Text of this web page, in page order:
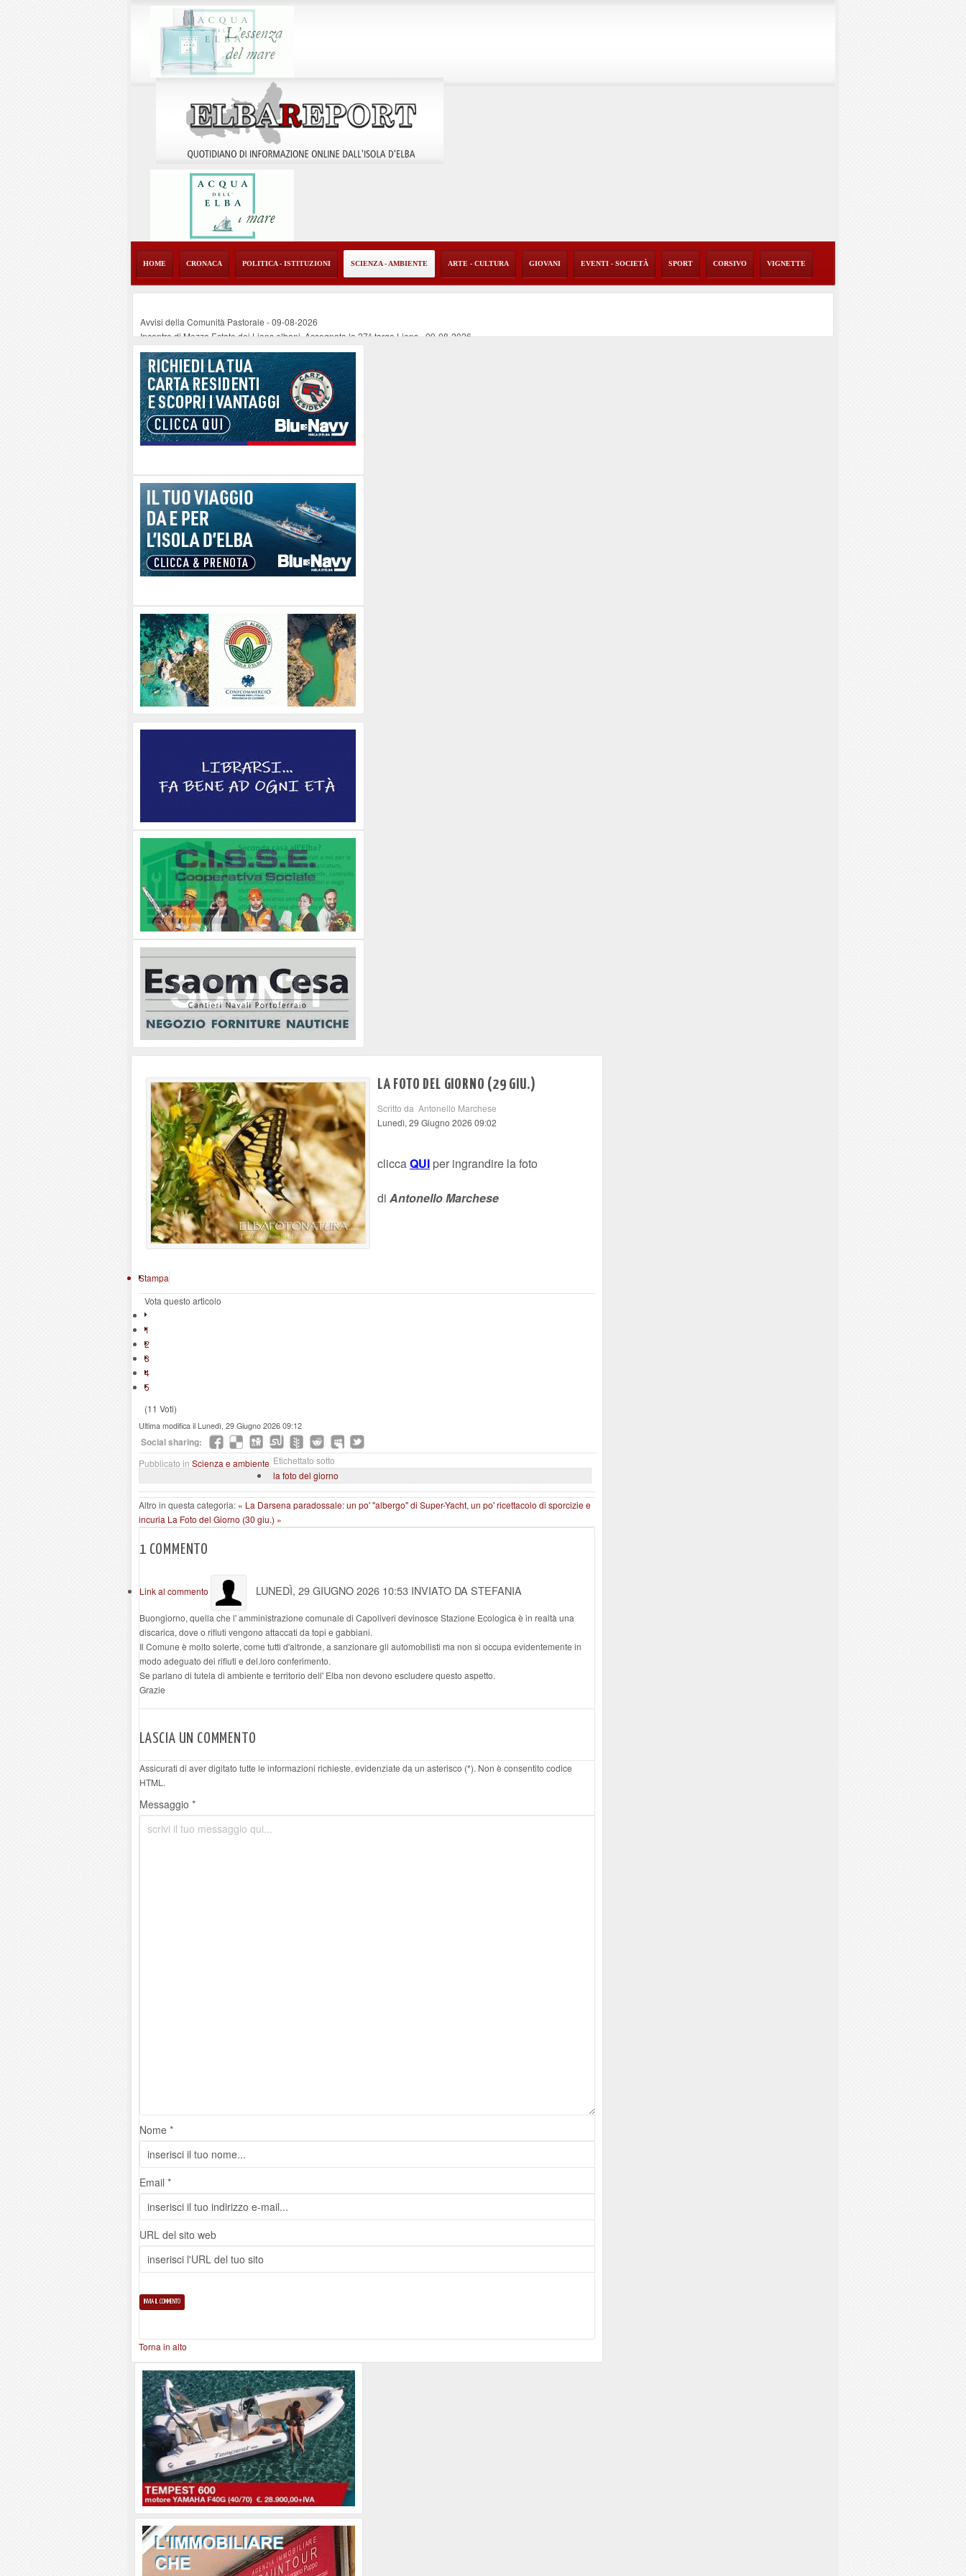
HOME CRONACA POLITICA - ISTITUZIONI SCIENZA - AMBIENTE ARTE - CULTURA GIOVANI EVENTI - SOCIETÀ SPORT CORSIVO VIGNETTE
Avvisi della Comunità Pastorale -09-08-2026
Incontro di Mezza Estate dei Lions elbani. Assegnata la 27^ targa Lions-09-08-2026
La festa di Rifondazione , a ragionare di Cosmopoli e molto altro
Le musiche di Ramazzotti stasera a Marciana-09-08-2026
Porto Azzurro: rubinetti a secco in parte del Centro Storico
LA FOTO DEL GIORNO (29 GIU.)
Scritto da Antonello Marchese
Lunedì, 29 Giugno 2026 09:02
cliccaQUI per ingrandire la foto
di Antonello Marchese
Stampa
Vota questo articolo
1
2
3
4
5
(11 Voti)
Ultima modifica il Lunedì, 29 Giugno 2026 09:12
Social sharing:
Pubblicato in Scienza e ambiente Etichettato sotto
la foto del giorno
Altro in questa categoria: « La Darsena paradossale: un po' "albergo" di Super-Yacht, un po' ricettacolo di sporcizie e
incuria La Foto del Giorno (30 giu.) »
1 COMMENTO
Link al commento LUNEDÌ, 29 GIUGNO 2026 10:53 INVIATO DA STEFANIA
Buongiorno, quella che l' amministrazione comunale di Capoliveri devinosce Stazione Ecologica è in realtà una
discarica, dove o rifiuti vengono attaccati da topi e gabbiani.
Il Comune è molto solerte, come tutti d'altronde, a sanzionare gli automobilisti ma non si occupa evidentemente in
modo adeguato dei rifiuti e del.loro conferimento.
Se parlano di tutela di ambiente e territorio dell' Elba non devono escludere questo aspetto.
Grazie
LASCIA UN COMMENTO
Assicurati di aver digitato tutte le informazioni richieste, evidenziate da un asterisco (*). Non è consentito codice
HTML.
Messaggio *
Nome *
Email *
URL del sito web
Torna in alto